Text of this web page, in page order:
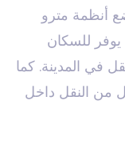
أنظمة مترو
للسكان
في المدينة. كما
من النقل داخل